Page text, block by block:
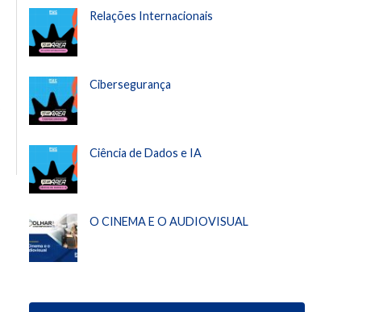
Relações Internacionais
Cibersegurança
Ciência de Dados e IA
O CINEMA E O AUDIOVISUAL